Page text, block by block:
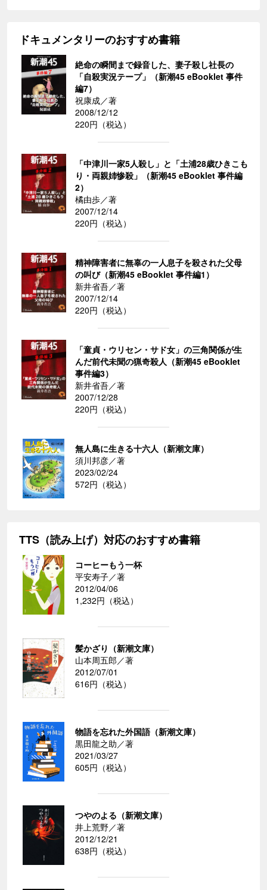
ドキュメンタリーのおすすめ書籍
絶命の瞬間まで録音した、妻子殺し社長の
「自殺実況テープ」（新潮45 eBooklet 事件
編7）
祝康成／著
2008/12/12
220円（税込）
「中津川一家5人殺し」と「土浦28歳ひきこも
り・両親姉惨殺」（新潮45 eBooklet 事件編
2）
橘由歩／著
2007/12/14
220円（税込）
精神障害者に無辜の一人息子を殺された父母
の叫び（新潮45 eBooklet 事件編1）
新井省吾／著
2007/12/14
220円（税込）
「童貞・ウリセン・サド女」の三角関係が生
んだ前代未聞の猟奇殺人（新潮45 eBooklet
事件編3）
新井省吾／著
2007/12/28
220円（税込）
無人島に生きる十六人（新潮文庫）
須川邦彦／著
2023/02/24
572円（税込）
TTS（読み上げ）対応のおすすめ書籍
コーヒーもう一杯
平安寿子／著
2012/04/06
1,232円（税込）
髪かざり（新潮文庫）
山本周五郎／著
2012/07/01
616円（税込）
物語を忘れた外国語（新潮文庫）
黒田龍之助／著
2021/03/27
605円（税込）
つやのよる（新潮文庫）
井上荒野／著
2012/12/21
638円（税込）